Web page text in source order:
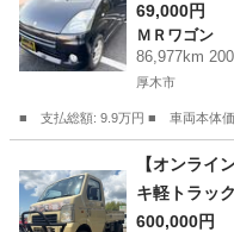
スポイラー
ＣＤデッキ
ー グレー
69,000円
ＭＲワゴン
86,977km
厚木市
■ 支払総額: 9.9万円 ■ 車両本体
ＭＲワゴン
【オンライ
キ軽トラックを
行・フルカ
600,000円